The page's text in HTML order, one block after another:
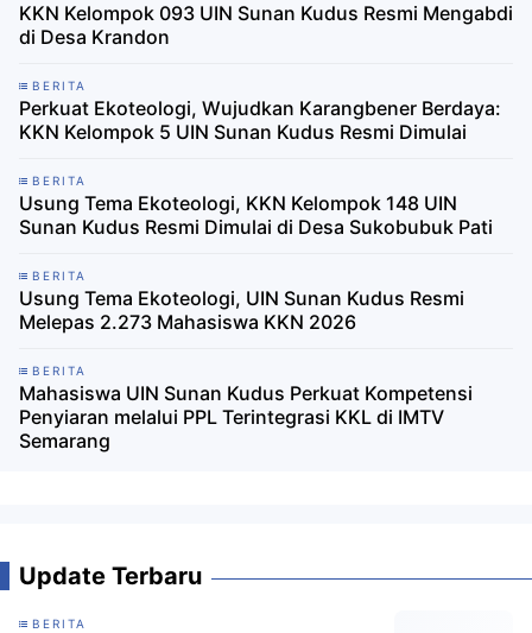
KKN Kelompok 093 UIN Sunan Kudus Resmi Mengabdi
di Desa Krandon
BERITA
Perkuat Ekoteologi, Wujudkan Karangbener Berdaya:
KKN Kelompok 5 UIN Sunan Kudus Resmi Dimulai
BERITA
Usung Tema Ekoteologi, KKN Kelompok 148 UIN
Sunan Kudus Resmi Dimulai di Desa Sukobubuk Pati
BERITA
Usung Tema Ekoteologi, UIN Sunan Kudus Resmi
Melepas 2.273 Mahasiswa KKN 2026
BERITA
Mahasiswa UIN Sunan Kudus Perkuat Kompetensi
Penyiaran melalui PPL Terintegrasi KKL di IMTV
Semarang
Update Terbaru
BERITA